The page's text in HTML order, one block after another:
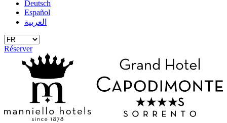
Deutsch
Español
العربية
Réserver